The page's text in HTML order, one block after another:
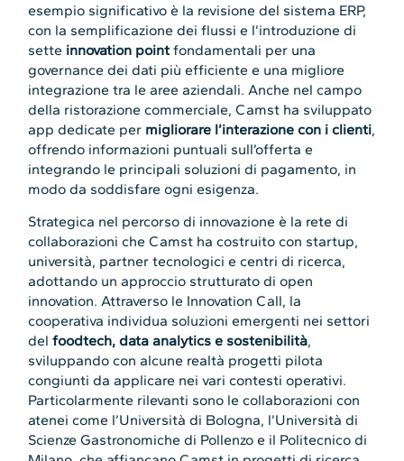
esempio significativo è la revisione del sistema ERP,
con la semplificazione dei flussi e l’introduzione di
sette innovation point fondamentali per una
governance dei dati più efficiente e una migliore
integrazione tra le aree aziendali. Anche nel campo
della ristorazione commerciale, Camst ha sviluppato
app dedicate per migliorare l’interazione con i clienti,
offrendo informazioni puntuali sull’offerta e
integrando le principali soluzioni di pagamento, in
modo da soddisfare ogni esigenza.
Strategica nel percorso di innovazione è la rete di
collaborazioni che Camst ha costruito con startup,
università, partner tecnologici e centri di ricerca,
adottando un approccio strutturato di open
innovation. Attraverso le Innovation Call, la
cooperativa individua soluzioni emergenti nei settori
delfoodtech, data analytics e sostenibilità,
sviluppando con alcune realtà progetti pilota
congiunti da applicare nei vari contesti operativi.
Particolarmente rilevanti sono le collaborazioni con
atenei come l’Università di Bologna, l’Università di
Scienze Gastronomiche di Pollenzo e il Politecnico di